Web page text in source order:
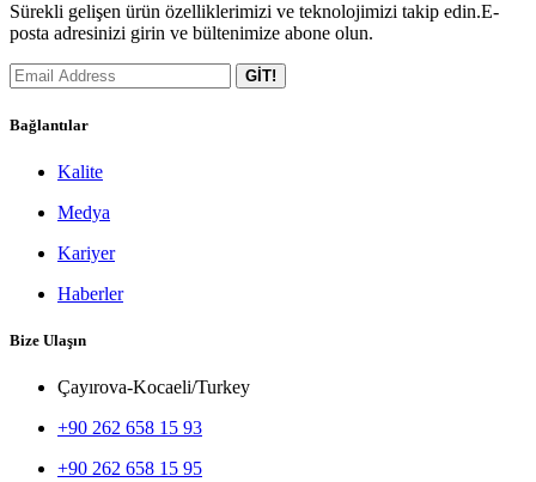
Sürekli gelişen ürün özelliklerimizi ve teknolojimizi takip edin.E-
posta adresinizi girin ve bültenimize abone olun.
GİT!
Bağlantılar
Kalite
Medya
Kariyer
Haberler
Bize Ulaşın
Çayırova-Kocaeli/Turkey
+90 262 658 15 93
+90 262 658 15 95